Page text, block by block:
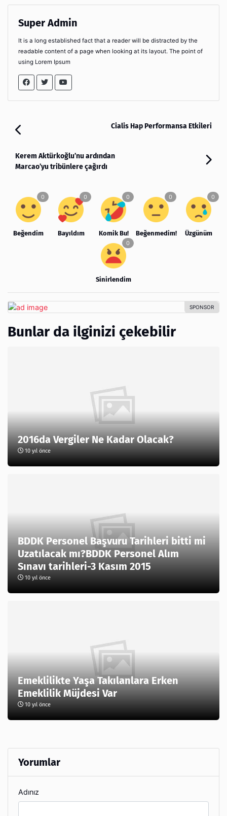
Super Admin
It is a long established fact that a reader will be distracted by the
readable content of a page when looking at its layout. The point of
using Lorem Ipsum
Cialis Hap Performansa Etkileri
Kerem Aktürkoğlu’nu ardından
Marcao’yu tribünlere çağırdı
Beğendim Bayıldım Komik Bu! Beğenmedim! Üzgünüm
Sinirlendim
Bunlar da ilginizi çekebilir
2016da Vergiler Ne Kadar Olacak?
10 yıl önce
BDDK Personel Başvuru Tarihleri bitti mi
Uzatılacak mı?BDDK Personel Alım
Sınavı tarihleri-3 Kasım 2015
10 yıl önce
Emeklilikte Yaşa Takılanlara Erken
Emeklilik Müjdesi Var
10 yıl önce
Yorumlar
Adınız